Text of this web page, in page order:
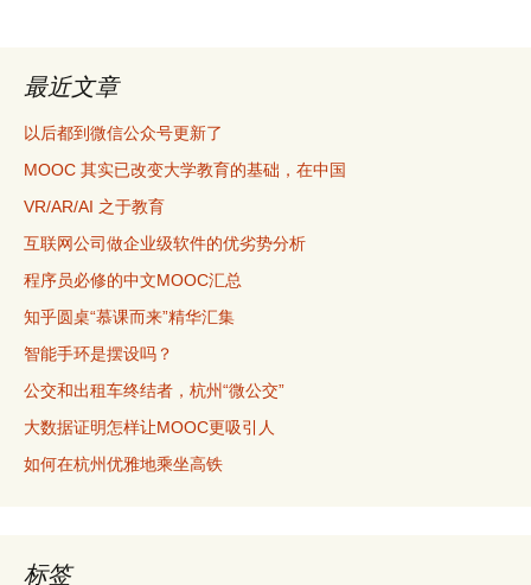
最近文章
以后都到微信公众号更新了
MOOC 其实已改变大学教育的基础，在中国
VR/AR/AI 之于教育
互联网公司做企业级软件的优劣势分析
程序员必修的中文MOOC汇总
知乎圆桌“慕课而来”精华汇集
智能手环是摆设吗？
公交和出租车终结者，杭州“微公交”
大数据证明怎样让MOOC更吸引人
如何在杭州优雅地乘坐高铁
标签